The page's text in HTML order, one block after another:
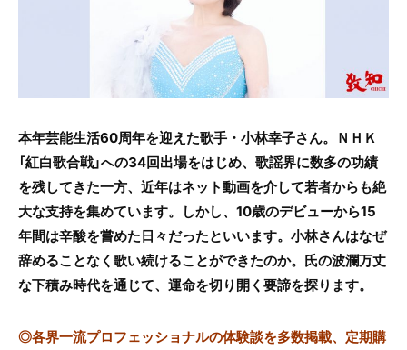
本年芸能生活60周年を迎えた歌手・小林幸子さん。ＮＨＫ
「紅白歌合戦」への34回出場をはじめ、歌謡界に数多の功績
を残してきた一方、近年はネット動画を介して若者からも絶
大な支持を集めています。しかし、10歳のデビューから15
年間は辛酸を嘗めた日々だったといいます。小林さんはなぜ
辞めることなく歌い続けることができたのか。氏の波瀾万丈
な下積み時代を通じて、運命を切り開く要諦を探ります。
◎各界一流プロフェッショナルの体験談を多数掲載、定期購